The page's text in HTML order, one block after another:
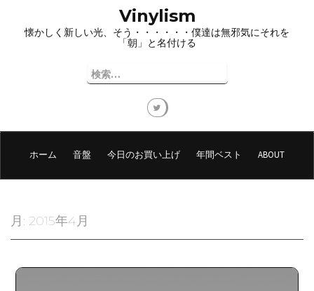
プ
Vinylism
懐かしく新しい光、そう・・・・・・僕達は無邪気にそれを
「朝」と名付ける
検
索:
ホーム 音盤 今日のお買い上げ 年間ベスト ABOUT
月: 2015年4月